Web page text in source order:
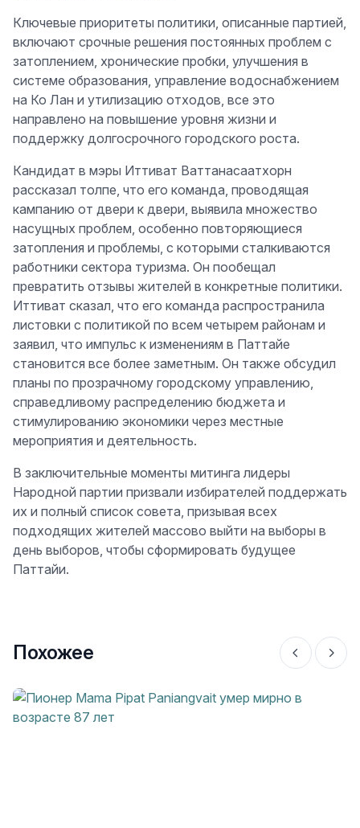
Ключевые приоритеты политики, описанные партией,
включают срочные решения постоянных проблем с
затоплением, хронические пробки, улучшения в
системе образования, управление водоснабжением
на Ко Лан и утилизацию отходов, все это
направлено на повышение уровня жизни и
поддержку долгосрочного городского роста.
Кандидат в мэры Иттиват Ваттанасаатхорн
рассказал толпе, что его команда, проводящая
кампанию от двери к двери, выявила множество
насущных проблем, особенно повторяющиеся
затопления и проблемы, с которыми сталкиваются
работники сектора туризма. Он пообещал
превратить отзывы жителей в конкретные политики.
Иттиват сказал, что его команда распространила
листовки с политикой по всем четырем районам и
заявил, что импульс к изменениям в Паттайе
становится все более заметным. Он также обсудил
планы по прозрачному городскому управлению,
справедливому распределению бюджета и
стимулированию экономики через местные
мероприятия и деятельность.
В заключительные моменты митинга лидеры
Народной партии призвали избирателей поддержать
их и полный список совета, призывая всех
подходящих жителей массово выйти на выборы в
день выборов, чтобы сформировать будущее
Паттайи.
Похожее